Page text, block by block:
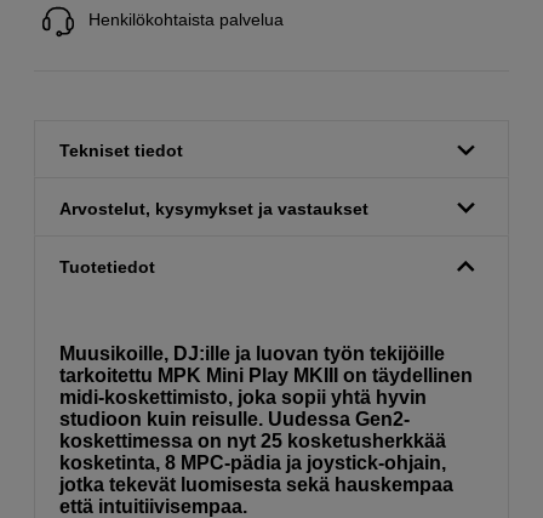
Henkilökohtaista palvelua
Tekniset tiedot
Arvostelut, kysymykset ja vastaukset
Tuotetiedot
Muusikoille, DJ:ille ja luovan työn tekijöille
tarkoitettu MPK Mini Play MKIII on täydellinen
midi-koskettimisto, joka sopii yhtä hyvin
studioon kuin reisulle. Uudessa Gen2-
koskettimessa on nyt 25 kosketusherkkää
kosketinta, 8 MPC-pädia ja joystick-ohjain,
jotka tekevät luomisesta sekä hauskempaa
että intuitiivisempaa.